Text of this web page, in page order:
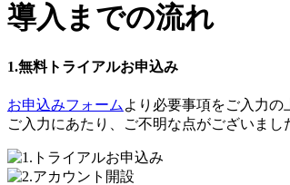
導入までの流れ
1.無料トライアルお申込み
お申込みフォーム より必要事項をご入力の
ご入力にあたり、ご不明な点がございまし